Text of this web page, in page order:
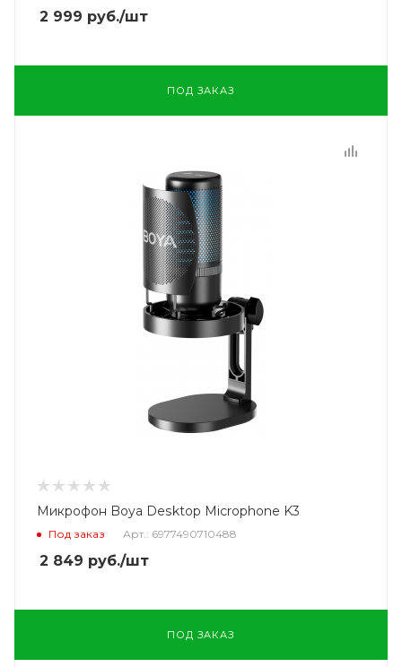
2 999 руб./шт
ПОД ЗАКАЗ
Микрофон Boya Desktop Microphone K3
Под заказ Арт.: 6977490710488
2 849 руб./шт
ПОД ЗАКАЗ